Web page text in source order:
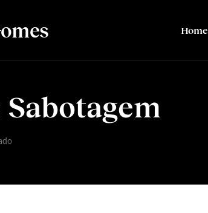
Home
Sabotagem